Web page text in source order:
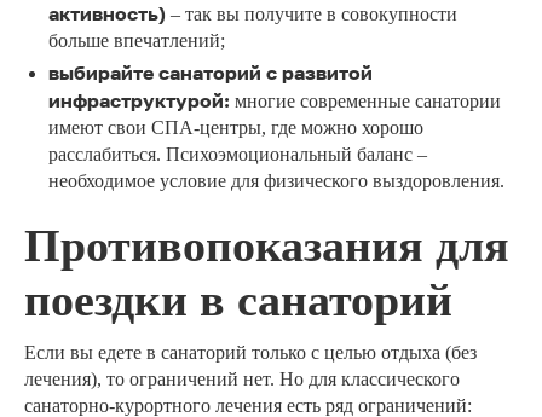
активность) – так вы получите в совокупности
больше впечатлений;
выбирайте санаторий с развитой
инфраструктурой: многие современные санатории
имеют свои СПА-центры, где можно хорошо
расслабиться. Психоэмоциональный баланс –
необходимое условие для физического выздоровления.
Противопоказания для
поездки в санаторий
Если вы едете в санаторий только с целью отдыха (без
лечения), то ограничений нет. Но для классического
санаторно-курортного лечения есть ряд ограничений: